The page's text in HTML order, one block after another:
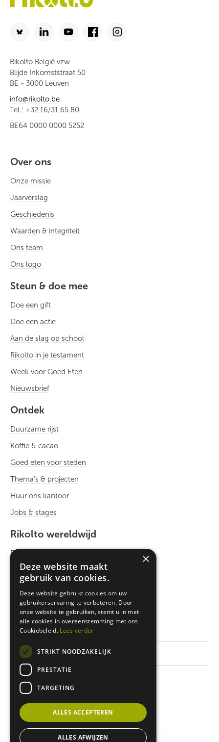
Rikolto België vzw
Blijde Inkomststraat 50
BE - 3000 Leuven
info@rikolto.be
Tel.: +32 16/31.65.80
BE64 0000 0000 5252
Over ons
Onze missie
Jaarverslag
Geschiedenis
Waarden & integriteit
Ons team
Ons logo
Steun & doe mee
Doe een gift
Doe een actie
Aan de slag op school
Rikolto in je testament
Week voor Goed Eten
Nieuwsbrief
Ontdek
Duurzame rijst
Koffie & cacao
Goed eten voor steden
Thema's & projecten
Huur ons kantoor
Jobs & stages
Rikolto wereldwijd
Rikolto International
Zuid-Oost Azië
West-Afrika
Latijns-Amerika
×
Deze website maakt
gebruik van cookies.
Deze website gebruikt cookies om uw
gebruikerservaring te verbeteren. Door
onze website te gebruiken, stemt u in met
alle cookies in overeenstemming met ons
Cookiebeleid. Lees verder
STRIKT NOODZAKELIJK
PRESTATIE
TARGETING
ALLES ACCEPTEREN
ALLES AFWIJZEN